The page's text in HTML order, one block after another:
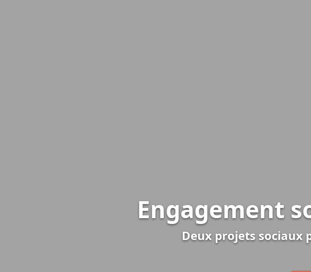
Engagement
Deux projets sociaux